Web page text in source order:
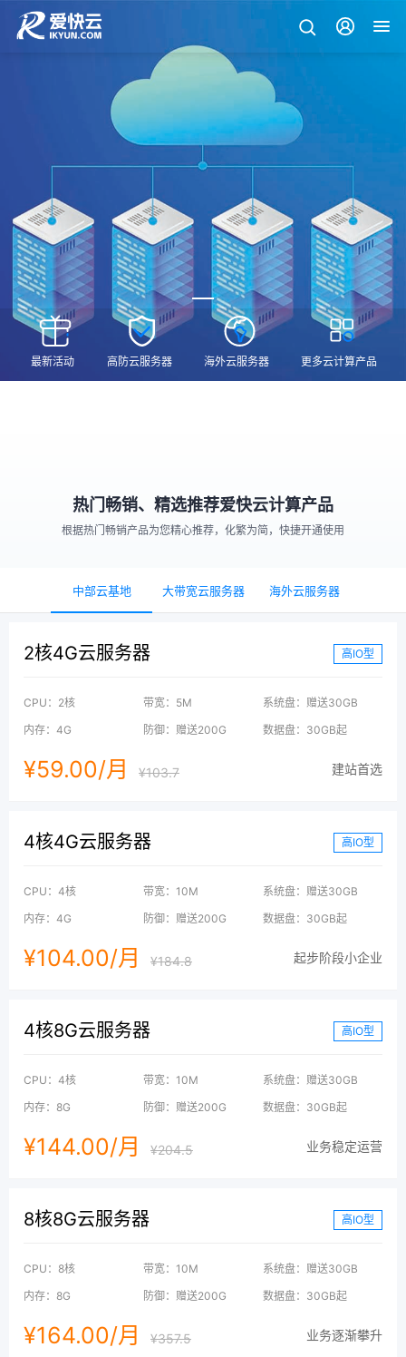
最新活动 高防云服务器 海外云服务器 更多云计算产品
热门畅销、精选推荐爱快云计算产品
根据热门畅销产品为您精心推荐，化繁为简，快捷开通使用
中部云基地 大带宽云服务器 海外云服务器
2核4G云服务器 高IO型
CPU：2核 带宽：5M
系统盘：赠送30GB
内存：4G
防御：赠送200G 数据盘：30GB起
¥59.00/月 ¥103.7 建站首选
4核4G云服务器 高IO型
CPU：4核 带宽：10M
系统盘：赠送30GB
内存：4G
防御：赠送200G 数据盘：30GB起
¥104.00/月 ¥184.8 起步阶段小企业
4核8G云服务器 高IO型
CPU：4核 带宽：10M
系统盘：赠送30GB
内存：8G
防御：赠送200G 数据盘：30GB起
¥144.00/月 ¥204.5 业务稳定运营
8核8G云服务器 高IO型
CPU：8核 带宽：10M
系统盘：赠送30GB
内存：8G
防御：赠送200G 数据盘：30GB起
¥164.00/月 ¥357.5 业务逐渐攀升